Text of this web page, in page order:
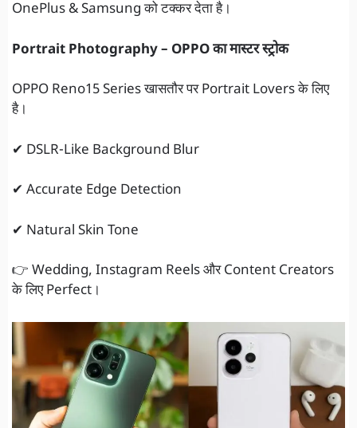
OnePlus & Samsung को टक्कर देता है।
Portrait Photography – OPPO का मास्टर स्ट्रोक
OPPO Reno15 Series खासतौर पर Portrait Lovers के लिए
है।
✔ DSLR-Like Background Blur
✔ Accurate Edge Detection
✔ Natural Skin Tone
👉 Wedding, Instagram Reels और Content Creators
के लिए Perfect।